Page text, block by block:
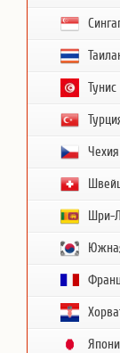
Тунис
Чехия
Шри-